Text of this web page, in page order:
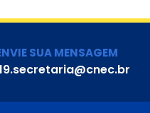
SUA MENSAGEM